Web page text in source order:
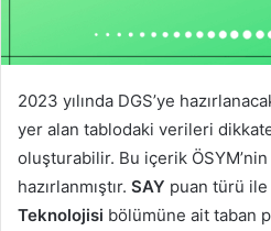
2023 yılında DGS’ye
yer alan tablodaki verileri
oluşturabilir. Bu içerik
hazırlanmıştır. SAY puan türü ile
Teknolojisi bölümüne ait taban